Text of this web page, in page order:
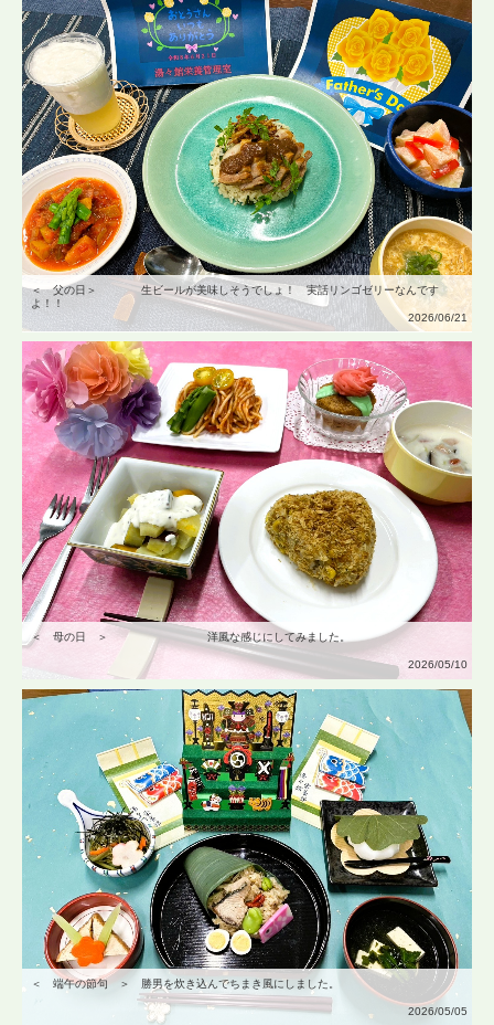
＜ 父の日＞ 生ビールが美味しそうでしょ！ 実話リンゴゼリーなんです
よ！！
2026/06/21
＜ 母の日 ＞ 洋風な感じにしてみました。
2026/05/10
＜ 端午の節句 ＞ 勝男を炊き込んでちまき風にしました。
2026/05/05